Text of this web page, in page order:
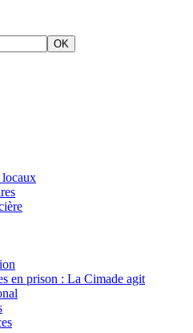
OK
locaux
en prison : La Cimade agit